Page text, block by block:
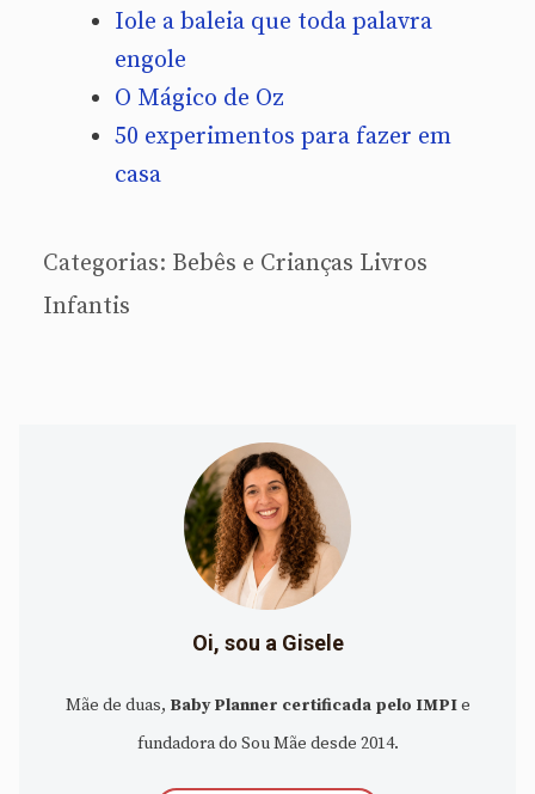
Iole a baleia que toda palavra
engole
O Mágico de Oz
50 experimentos para fazer em
casa
Categorias: Bebês e Crianças Livros
Infantis
Oi, sou a Gisele
Mãe de duas, Baby Planner certificada pelo IMPIe
fundadora do Sou Mãe desde 2014.